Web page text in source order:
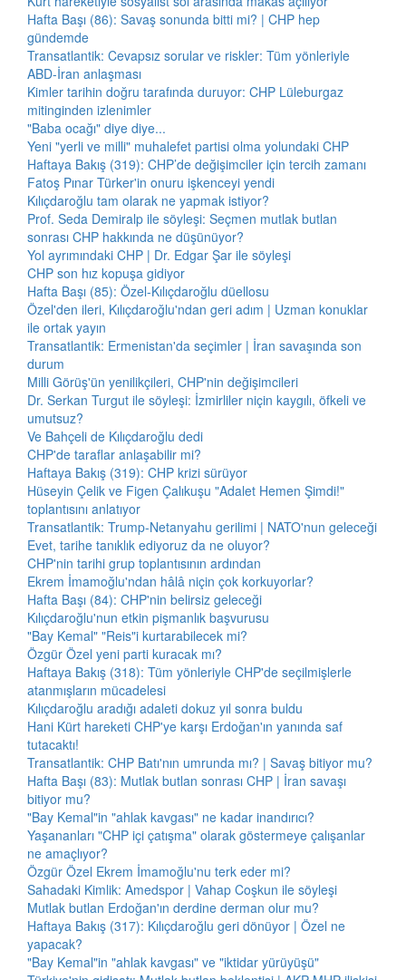
Hafta Başı (86): Savaş sonunda bitti mi? | CHP hep
gündemde
Transatlantik: Cevapsız sorular ve riskler: Tüm yönleriyle
ABD-İran anlaşması
Kimler tarihin doğru tarafında duruyor: CHP Lüleburgaz
mitinginden izlenimler
"Baba ocağı" diye diye...
Yeni "yerli ve milli" muhalefet partisi olma yolundaki CHP
Haftaya Bakış (319): CHP’de değişimciler için tercih zamanı
Fatoş Pınar Türker'in onuru işkenceyi yendi
Kılıçdaroğlu tam olarak ne yapmak istiyor?
Prof. Seda Demiralp ile söyleşi: Seçmen mutlak butlan
sonrası CHP hakkında ne düşünüyor?
Yol ayrımındaki CHP | Dr. Edgar Şar ile söyleşi
CHP son hız kopuşa gidiyor
Hafta Başı (85): Özel-Kılıçdaroğlu düellosu
Özel'den ileri, Kılıçdaroğlu'ndan geri adım | Uzman konuklar
ile ortak yayın
Transatlantik: Ermenistan'da seçimler | İran savaşında son
durum
Milli Görüş'ün yenilikçileri, CHP'nin değişimcileri
Dr. Serkan Turgut ile söyleşi: İzmirliler niçin kaygılı, öfkeli ve
umutsuz?
Ve Bahçeli de Kılıçdaroğlu dedi
CHP'de taraflar anlaşabilir mi?
Haftaya Bakış (319): CHP krizi sürüyor
Hüseyin Çelik ve Figen Çalıkuşu "Adalet Hemen Şimdi!"
toplantısını anlatıyor
Transatlantik: Trump-Netanyahu gerilimi | NATO'nun geleceği
Evet, tarihe tanıklık ediyoruz da ne oluyor?
CHP'nin tarihi grup toplantısının ardından
Ekrem İmamoğlu'ndan hâlâ niçin çok korkuyorlar?
Hafta Başı (84): CHP'nin belirsiz geleceği
Kılıçdaroğlu'nun etkin pişmanlık başvurusu
"Bay Kemal" "Reis"i kurtarabilecek mi?
Özgür Özel yeni parti kuracak mı?
Haftaya Bakış (318): Tüm yönleriyle CHP'de seçilmişlerle
atanmışların mücadelesi
Kılıçdaroğlu aradığı adaleti dokuz yıl sonra buldu
Hani Kürt hareketi CHP'ye karşı Erdoğan'ın yanında saf
tutacaktı!
Transatlantik: CHP Batı'nın umrunda mı? | Savaş bitiyor mu?
Hafta Başı (83): Mutlak butlan sonrası CHP | İran savaşı
bitiyor mu?
"Bay Kemal"in "ahlak kavgası" ne kadar inandırıcı?
Yaşananları "CHP içi çatışma" olarak göstermeye çalışanlar
ne amaçlıyor?
Özgür Özel Ekrem İmamoğlu'nu terk eder mi?
Sahadaki Kimlik: Amedspor | Vahap Coşkun ile söyleşi
Mutlak butlan Erdoğan'ın derdine derman olur mu?
Haftaya Bakış (317): Kılıçdaroğlu geri dönüyor | Özel ne
yapacak?
"Bay Kemal"in "ahlak kavgası" ve "iktidar yürüyüşü"